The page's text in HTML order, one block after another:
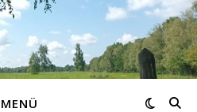
MENÜ